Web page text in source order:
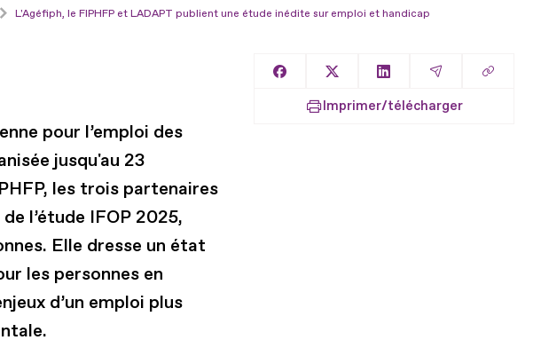
L'Agéfiph, le FIPHFP et LADAPT publient une étude inédite sur emploi et handicap
pour l’emploi des
jusqu'au 23
les trois partenaires
l’étude IFOP 2025,
Elle dresse un état
les personnes en
d’un emploi plus
Partager sur Facebook
Partager sur XPartager sur LinkedIn
Partager par
Copier
Imprimer/télécharger